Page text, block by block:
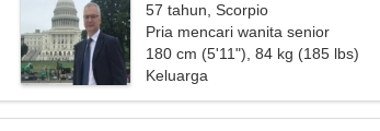
57 tahun, Scorpio
Pria mencari wanita senior
180 cm (5'11"), 84 kg (185 lbs)
Keluarga